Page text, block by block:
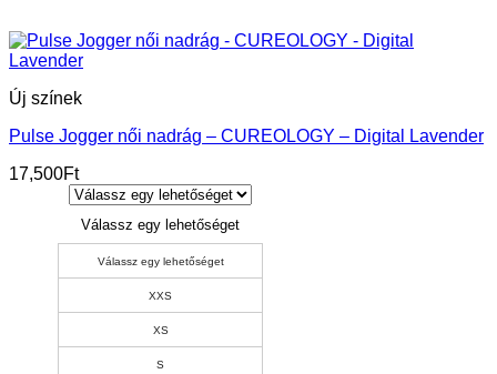
Új színek
Pulse Jogger női nadrág – CUREOLOGY – Digital Lavender
17,500Ft
Válassz egy lehetőséget
Válassz egy lehetőséget
XXS
XS
S